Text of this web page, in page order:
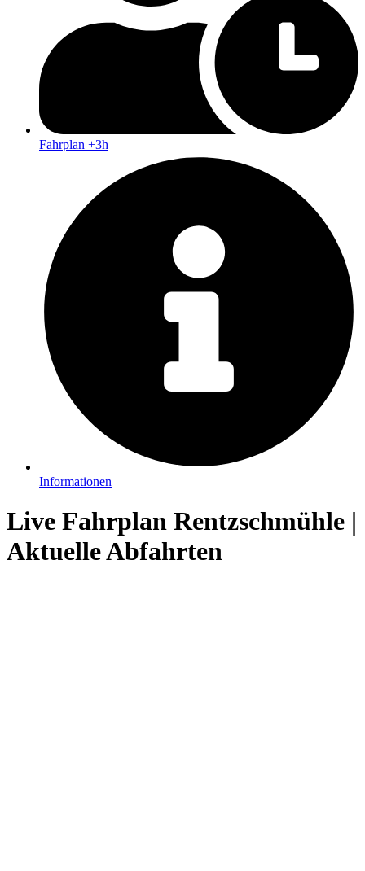
Fahrplan +3h
Informationen
Live Fahrplan Rentzschmühle |
Aktuelle Abfahrten